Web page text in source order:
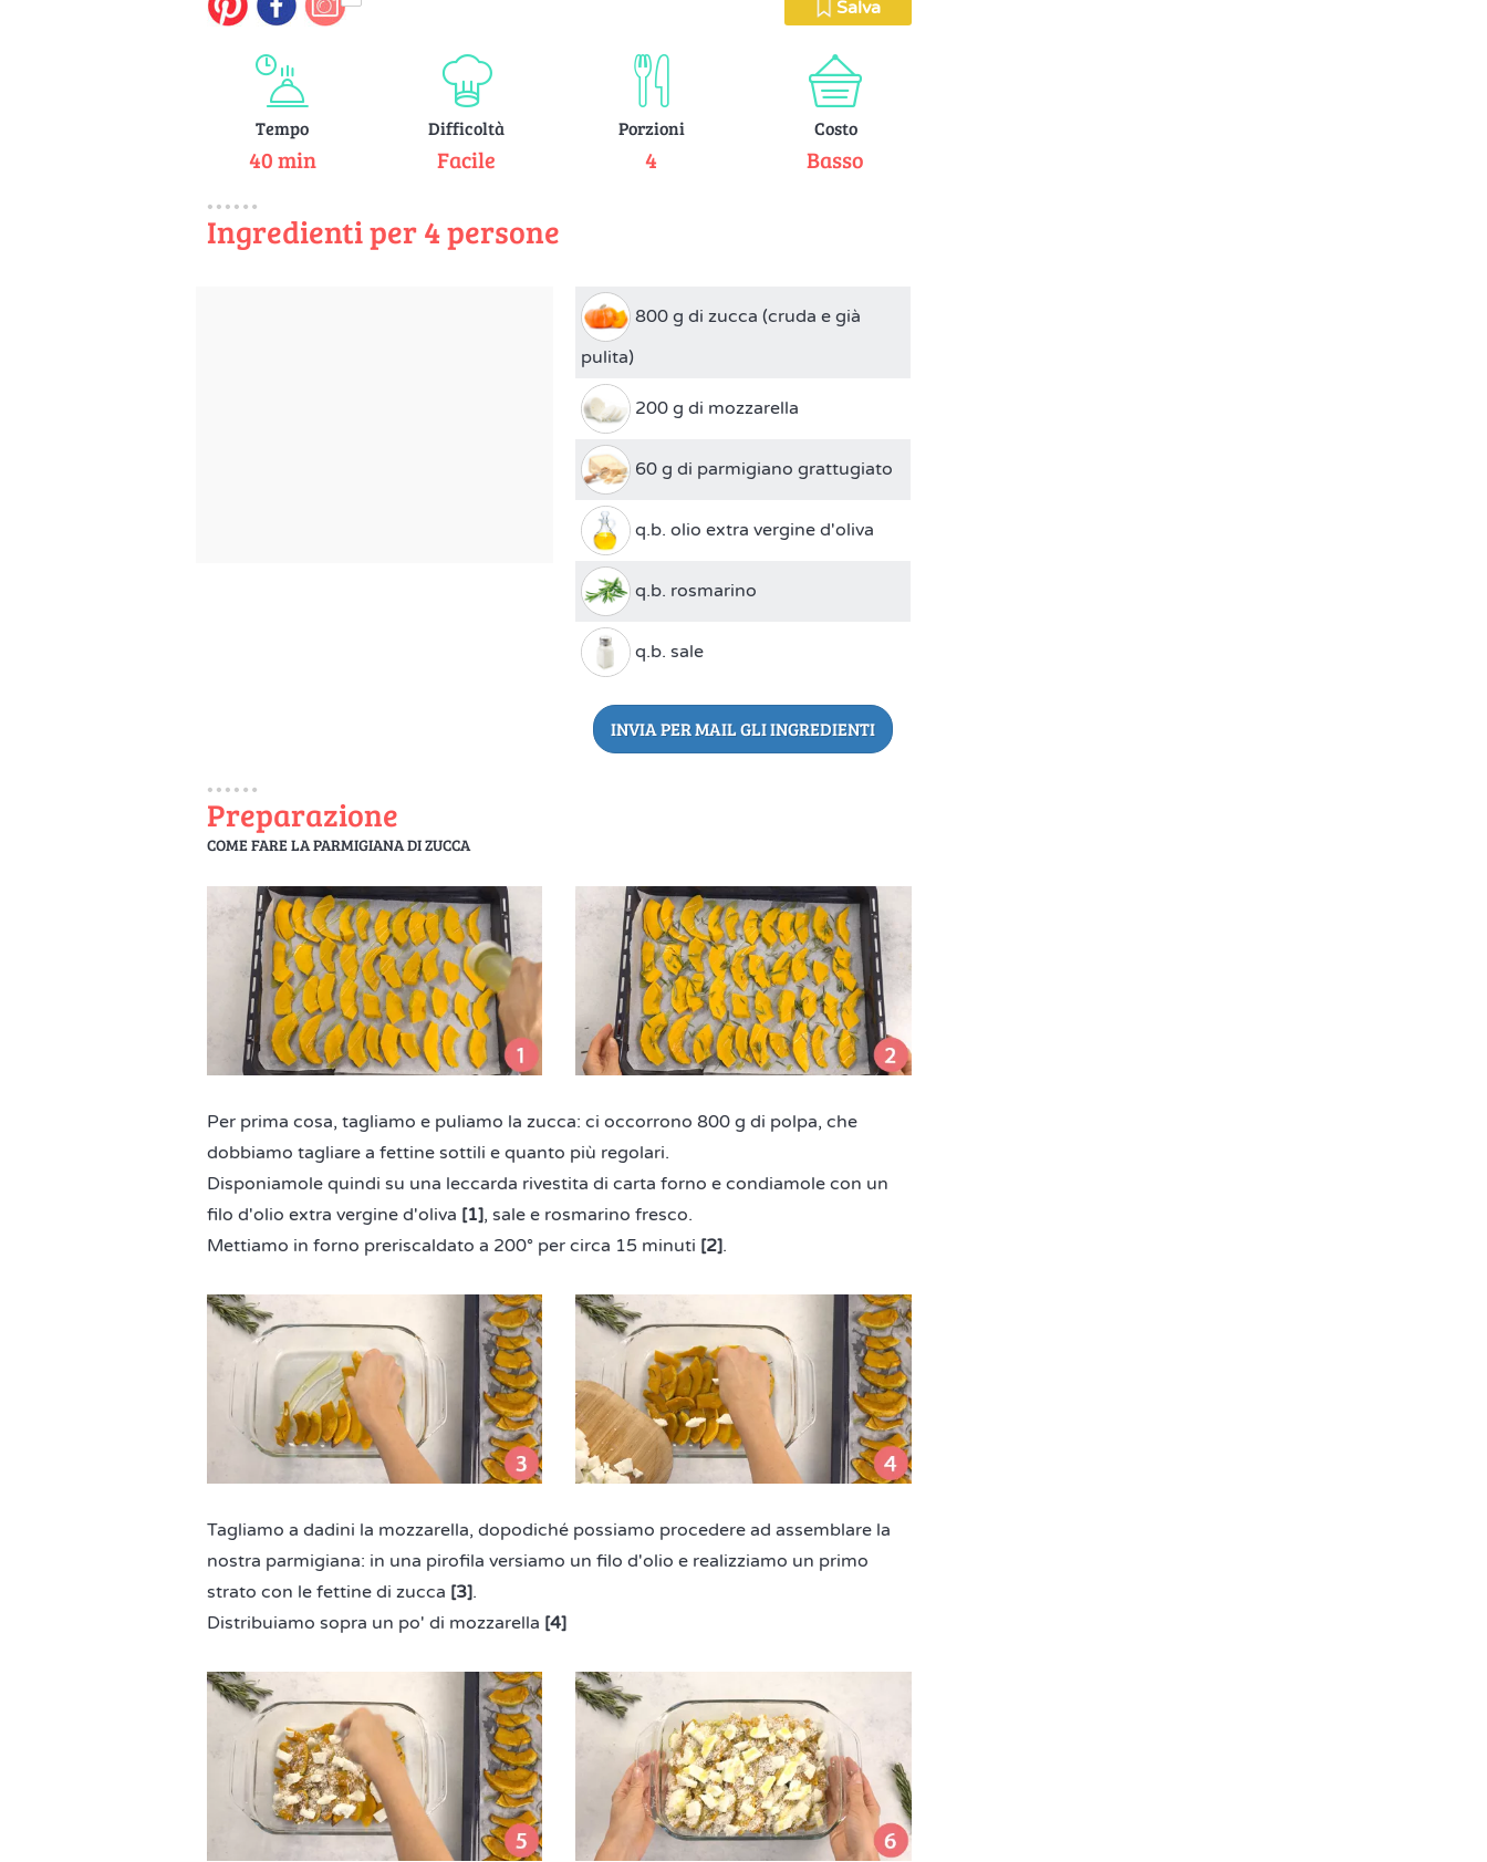
Salva
Tempo
40 min
Difficoltà
Facile
Porzioni
4
Costo
Basso
Ingredienti per 4 persone
800 g di zucca (cruda e già
pulita)
200 g di mozzarella
60 g di parmigiano grattugiato
q.b. olio extra vergine d'oliva
q.b. rosmarino
q.b. sale
INVIA PER MAIL GLI INGREDIENTI
Preparazione
COME FARE LA PARMIGIANA DI ZUCCA
Per prima cosa, tagliamo e puliamo la zucca: ci occorrono 800 g di polpa, che
dobbiamo tagliare a fettine sottili e quanto più regolari.
Disponiamole quindi su una leccarda rivestita di carta forno e condiamole con un
filo d'olio extra vergine d'oliva [1], sale e rosmarino fresco.
Mettiamo in forno preriscaldato a 200° per circa 15 minuti [2].
Tagliamo a dadini la mozzarella, dopodiché possiamo procedere ad assemblare la
nostra parmigiana: in una pirofila versiamo un filo d'olio e realizziamo un primo
strato con le fettine di zucca [3].
Distribuiamo sopra un po' di mozzarella [4]